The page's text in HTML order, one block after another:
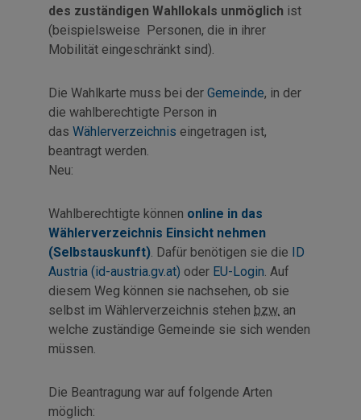
des zuständigen Wahllokals unmöglich ist
(beispielsweise Personen, die in ihrer
Mobilität eingeschränkt sind).
Die Wahlkarte muss bei der Gemeinde, in der
die wahlberechtigte Person in
das Wählerverzeichnis eingetragen ist,
beantragt werden.
Neu:
Wahlberechtigte können online in das
Wählerverzeichnis Einsicht nehmen
(Selbstauskunft). Dafür benötigen sie die ID
Austria (id-austria.gv.at) oder EU-Login. Auf
diesem Weg können sie nachsehen, ob sie
selbst im Wählerverzeichnis stehen bzw. an
welche zuständige Gemeinde sie sich wenden
müssen.
Die Beantragung war auf folgende Arten
möglich: